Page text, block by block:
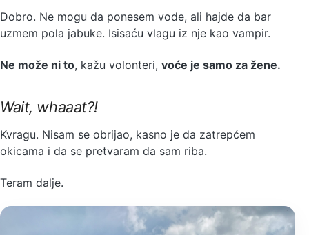
Dobro. Ne mogu da ponesem vode, ali hajde da bar
uzmem pola jabuke. Isisaću vlagu iz nje kao vampir.
Ne može ni to, kažu volonteri, voće je samo za žene.
Wait, whaaat?!
Kvragu. Nisam se obrijao, kasno je da zatrepćem
okicama i da se pretvaram da sam riba.
Teram dalje.